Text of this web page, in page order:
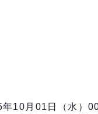
年10月01日（水）